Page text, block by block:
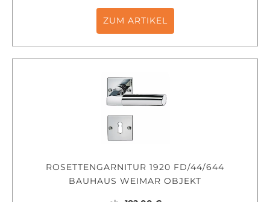
ZUM ARTIKEL
ROSETTENGARNITUR 1920 FD/44/644
BAUHAUS WEIMAR OBJEKT